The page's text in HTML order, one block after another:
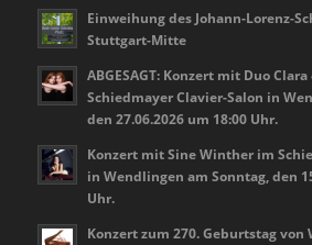
Einweihung des Johann-Lorenz-
Stuttgart-Mitte
ABGESAGT: Konzert mit Duo
Schiedmayer Clavier-Salon in
den 27.06.2026 um 18:00 Uhr.
Konzert mit Sine Winther im
in Wendlingen am Sonntag, den
Uhr.
Konzert zum 270. Geburtstag von